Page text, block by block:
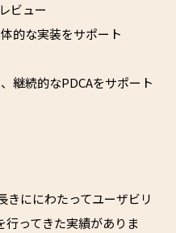
ビュー
的な実装をサポート
継続的なPDCAをサポート
きににわたってユーザビリ
行ってきた実績がありま